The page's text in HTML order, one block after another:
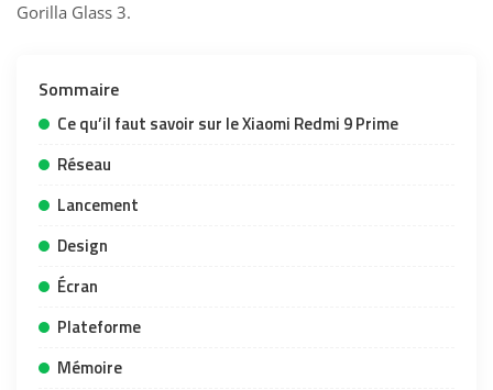
Gorilla Glass 3.
Sommaire
Ce qu’il faut savoir sur le Xiaomi Redmi 9 Prime
Réseau
Lancement
Design
Écran
Plateforme
Mémoire